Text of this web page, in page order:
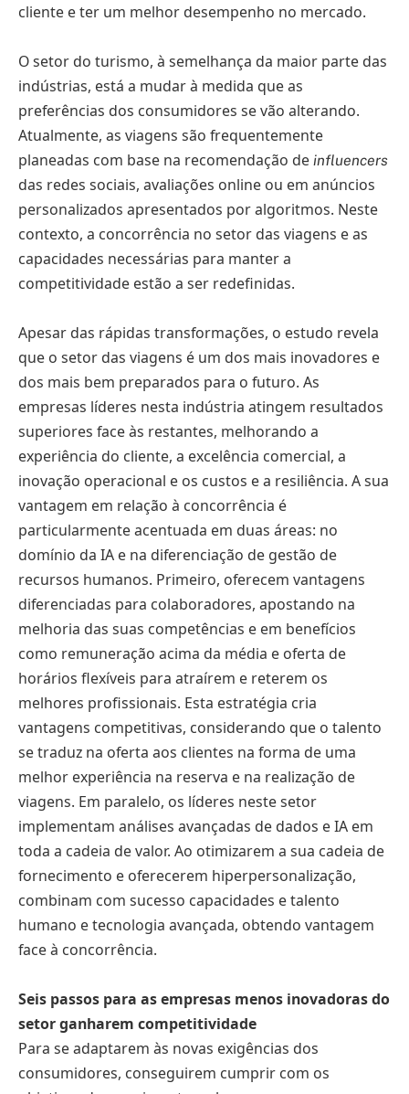
cliente e ter um melhor desempenho no mercado.
O setor do turismo, à semelhança da maior parte das
indústrias, está a mudar à medida que as
preferências dos consumidores se vão alterando.
Atualmente, as viagens são frequentemente
planeadas com base na recomendação de influencers
das redes sociais, avaliações online ou em anúncios
personalizados apresentados por algoritmos. Neste
contexto, a concorrência no setor das viagens e as
capacidades necessárias para manter a
competitividade estão a ser redefinidas.
Apesar das rápidas transformações, o estudo revela
que o setor das viagens é um dos mais inovadores e
dos mais bem preparados para o futuro. As
empresas líderes nesta indústria atingem resultados
superiores face às restantes, melhorando a
experiência do cliente, a excelência comercial, a
inovação operacional e os custos e a resiliência. A sua
vantagem em relação à concorrência é
particularmente acentuada em duas áreas: no
domínio da IA e na diferenciação de gestão de
recursos humanos. Primeiro, oferecem vantagens
diferenciadas para colaboradores, apostando na
melhoria das suas competências e em benefícios
como remuneração acima da média e oferta de
horários flexíveis para atraírem e reterem os
melhores profissionais. Esta estratégia cria
vantagens competitivas, considerando que o talento
se traduz na oferta aos clientes na forma de uma
melhor experiência na reserva e na realização de
viagens. Em paralelo, os líderes neste setor
implementam análises avançadas de dados e IA em
toda a cadeia de valor. Ao otimizarem a sua cadeia de
fornecimento e oferecerem hiperpersonalização,
combinam com sucesso capacidades e talento
humano e tecnologia avançada, obtendo vantagem
face à concorrência.
Seis passos para as empresas menos inovadoras do
setor ganharem competitividade
Para se adaptarem às novas exigências dos
consumidores, conseguirem cumprir com os